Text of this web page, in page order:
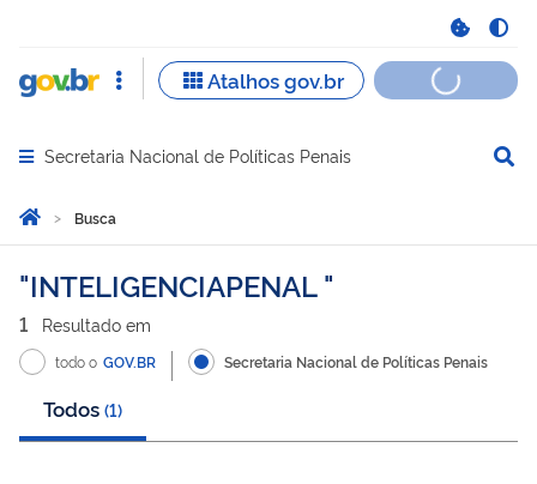
Abrir menu principal de navegação
Secretaria Nacional de Políticas Penais
Você está aqui:
Página Inicial
Busca
Busca
INTELIGENCIAPENAL
1 Resultado em
todo o GOV.BR Secretaria Nacional de Políticas Penais
Todos (1)